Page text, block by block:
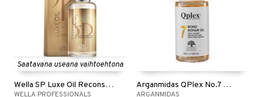
Saatavana useana vaihtoehtona
Wella SP Luxe Oil Reconstructive Elixir
WELLA PROFESSIONALS
Arganmidas QPlex No.7 Bond Repair Oil
ARGANMIDAS